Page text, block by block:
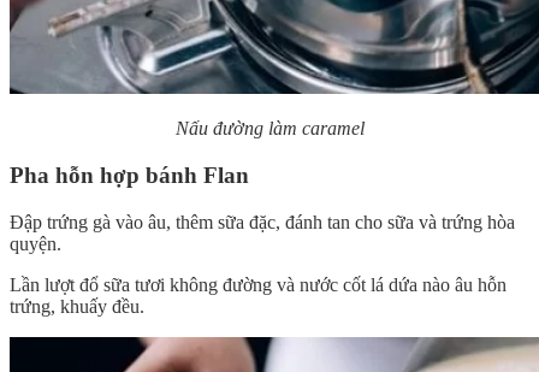
Nấu đường làm caramel
Pha hỗn hợp bánh Flan
Đập trứng gà vào âu, thêm sữa đặc, đánh tan cho sữa và trứng hòa
quyện.
Lần lượt đổ sữa tươi không đường và nước cốt lá dứa nào âu hỗn
trứng, khuấy đều.